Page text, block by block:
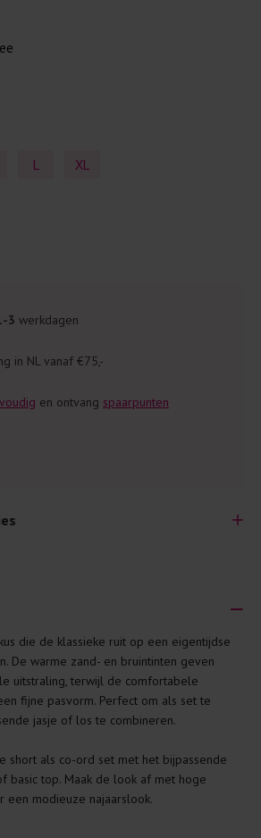
L
XL
3 werkdagen
in NL vanaf €75,-
en ontvang spaarpunten
plezier hebben van je nieuwe kleding.
aantal algemene was-tips:
het was-etiket.
buiten. Dat beschermt de
Per kledingstuk is een drupje
Op 20 of 30 graden wassen is vaak
die de klassieke ruit op een eigentijdse
De warme zand- en bruintinten geven
uitstraling, terwijl de comfortabele
fijne pasvorm. Perfect om als set te
jasje of los te combineren.
short als co-ord set met het bijpassende
basic top. Maak de look af met hoge
modieuze najaarslook.